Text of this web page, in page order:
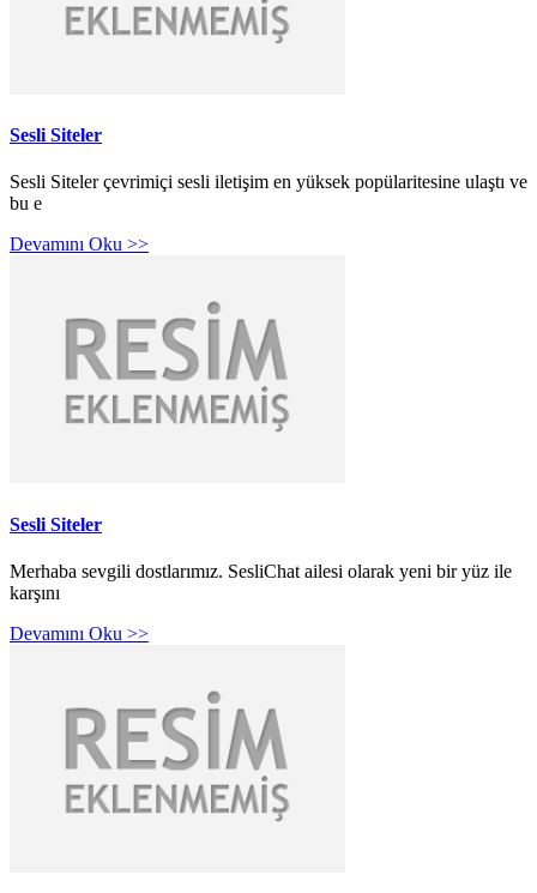
Sesli Siteler
Sesli Siteler çevrimiçi sesli iletişim en yüksek popülaritesine ulaştı ve
bu e
Devamını Oku >>
Sesli Siteler
Merhaba sevgili dostlarımız. SesliChat ailesi olarak yeni bir yüz ile
karşını
Devamını Oku >>